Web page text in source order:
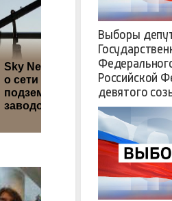
Sky News рассказал
о сети секретных
подземных
заводов ВСУ
США
Выборы
Российской
девятого